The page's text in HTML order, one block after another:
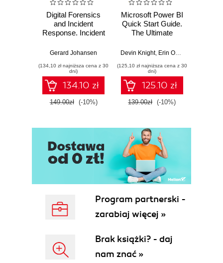
Digital Forensics
and Incident
Response. Incident
and techniques for
threat response -
Fourth Edition
Gerard Johansen
(134,10 zł najniższa cena z 30
dni)
134.10 zł
149.00zł (-10%)
Microsoft Power BI
Quick Start Guide.
The Ultimate
to Power BI, Data
Tools, and
Microsoft Fabric -
Fourth Edition
Devin Knight, Erin Ostrowsky
(125,10 zł najniższa cena z 30
dni)
125.10 zł
139.00zł (-10%)
Program partnerski -
zarabiaj więcej »
Brak książki? - daj
nam znać »